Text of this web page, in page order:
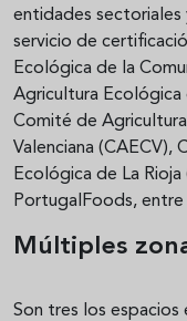
entidades sectoriales
servicio de
Ecológica de la
Agricultura Ecológica
Comité de
Valenciana (CAECV),
Ecológica de La
PortugalFoods,
Múltiples
Son tres los espacios